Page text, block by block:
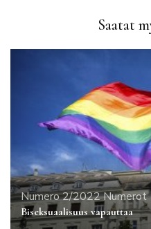
Saatat
Numero 2/2022Numerot
Biseksuaalisuus vapauttaa